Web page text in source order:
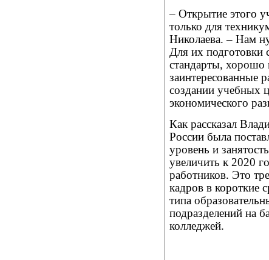
– Открытие этого
только для
Николаева. – Нам
Для их подготовки
стандарты, хорошо
заинтересованные
создании учебных
экономического
Как рассказал
России была
уровень и
увеличить к 2020
работников. Это
кадров в короткие
типа
подразделений на
колледжей.